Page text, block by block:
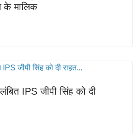
मालिक
IPS जीपी सिंह को दी